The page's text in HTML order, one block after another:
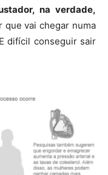
na verdade,
que vai chegar numa
difícil conseguir sair